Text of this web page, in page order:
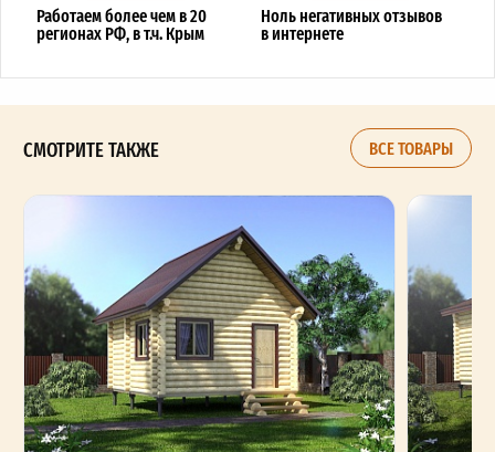
Работаем более чем в 20
регионах РФ, в т.ч. Крым
Ноль негативных отзывов
в интернете
СМОТРИТЕ ТАКЖЕ ВСЕ ТОВАРЫ